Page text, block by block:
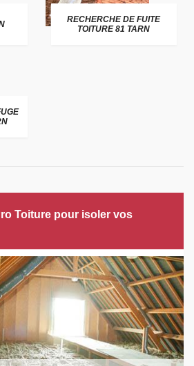
RECHERCHE DE FUITE
TOITURE 81 TARN
Toiture pour isoler vos